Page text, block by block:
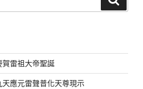
雷祖大帝聖誕
應元雷聲普化天尊現示